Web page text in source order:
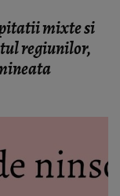
mixte si
regiunilor,